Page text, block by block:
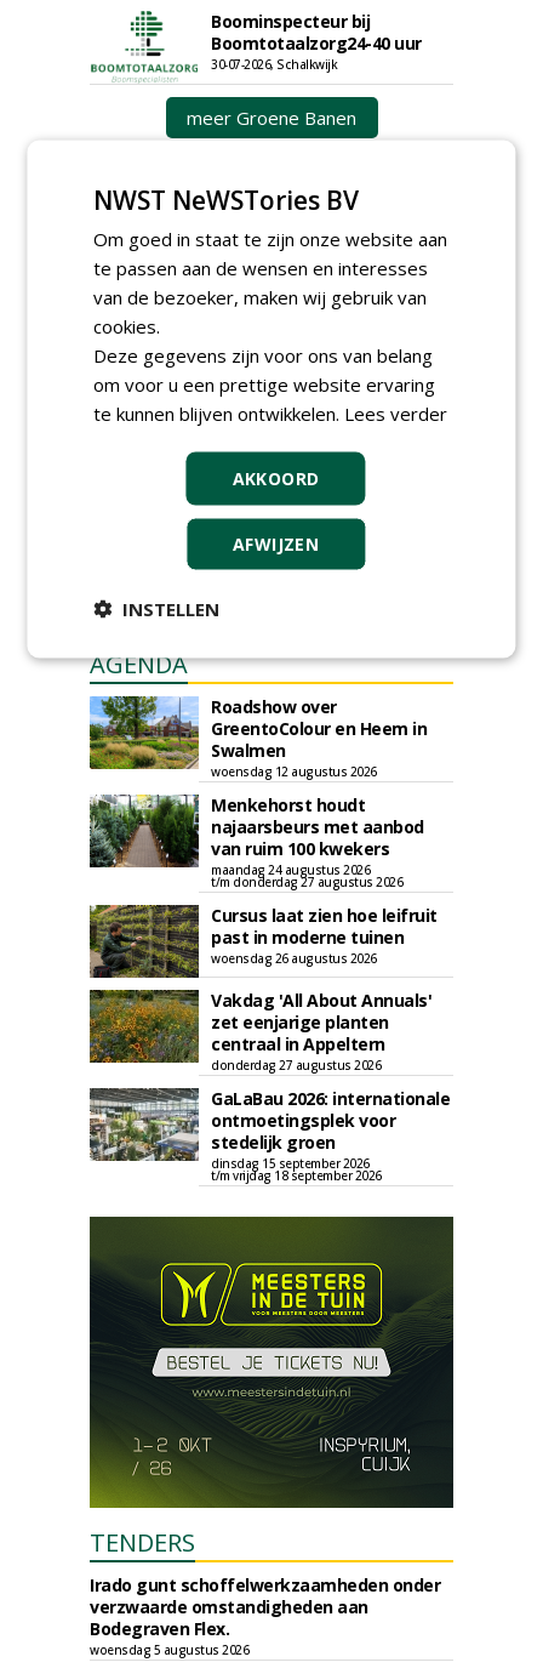
Boominspecteur bij
Boomtotaalzorg24-40 uur
30-07-2026, Schalkwijk
meer Groene Banen
GREEN OUTLET
Iedereen kan gratis kleine advertenties
plaatsen via zijn eigen account.
AGENDA
Roadshow over
GreentoColour en Heem in
Swalmen
woensdag 12 augustus 2026
Menkehorst houdt
najaarsbeurs met aanbod
van ruim 100 kwekers
maandag 24 augustus 2026
t/m donderdag 27 augustus 2026
Cursus laat zien hoe leifruit
past in moderne tuinen
woensdag 26 augustus 2026
Vakdag 'All About Annuals'
zet eenjarige planten
centraal in Appeltern
donderdag 27 augustus 2026
GaLaBau 2026: internationale
ontmoetingsplek voor
stedelijk groen
dinsdag 15 september 2026
t/m vrijdag 18 september 2026
TENDERS
Irado gunt schoffelwerkzaamheden onder
verzwaarde omstandigheden aan
Bodegraven Flex.
woensdag 5 augustus 2026
NWST NeWSTories BV
Om goed in staat te zijn onze website aan
te passen aan de wensen en interesses
van de bezoeker, maken wij gebruik van
cookies.
Deze gegevens zijn voor ons van belang
om voor u een prettige website ervaring
te kunnen blijven ontwikkelen. Lees verder
AKKOORD
AFWIJZEN
INSTELLEN